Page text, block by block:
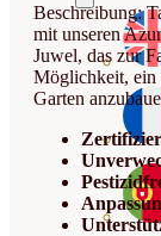
Beschreibung:
mit unseren
Juwel, das zur
Möglichkeit, ein
Garten